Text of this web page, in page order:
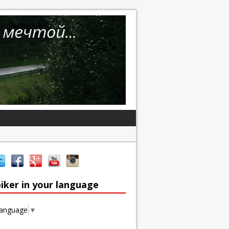
in your language
▼